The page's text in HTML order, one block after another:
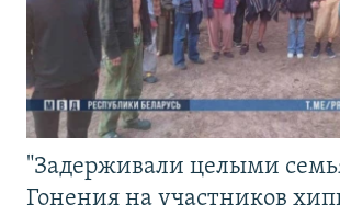
"Задерживали целыми
Гонения на участников